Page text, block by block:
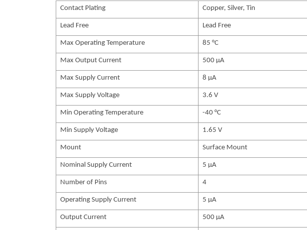
Contact Plating Copper, Silver, Tin
Lead Free Lead Free
Max Operating Temperature 85 °C
Max Output Current 500 µA
Max Supply Current 8 µA
Max Supply Voltage 3.6 V
Min Operating Temperature -40 °C
Min Supply Voltage 1.65 V
Mount Surface Mount
Nominal Supply Current 5 µA
Number of Pins 4
Operating Supply Current 5 µA
Output Current 500 µA